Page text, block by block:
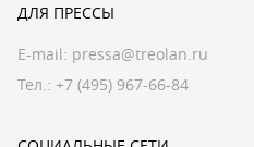
ДЛЯ ПРЕССЫ
E-mail: pressa@treolan.ru
Тел.: +7 (495) 967-66-84